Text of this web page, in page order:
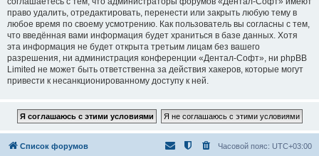
право удалить, отредактировать, перенести или закрыть любую тему в
любое время по своему усмотрению. Как пользователь вы согласны с тем,
что введённая вами информация будет храниться в базе данных. Хотя
эта информация не будет открыта третьим лицам без вашего
разрешения, ни администрация конференции «Дентал-Софт», ни phpBB
Limited не может быть ответственна за действия хакеров, которые могут
привести к несанкционированному доступу к ней.
Список форумов Часовой пояс: UTC+03:00